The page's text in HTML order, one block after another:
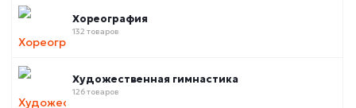
Хореография
132 товаров
Художественная гимнастика
126 товаров